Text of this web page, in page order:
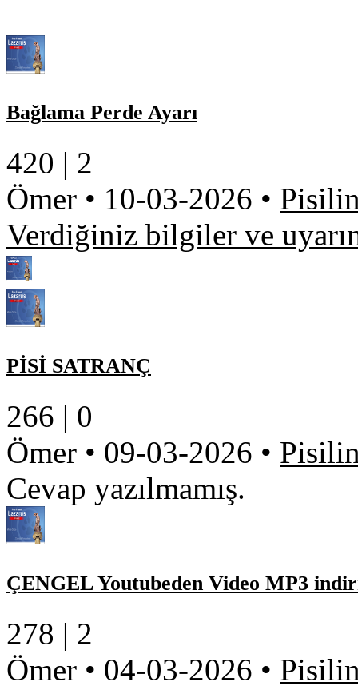
Bağlama Perde Ayarı
420 | 2
Ömer • 10-03-2026 •
Verdiğiniz bilgiler ve
PİSİ SATRANÇ
266 | 0
Ömer • 09-03-2026 •
Cevap yazılmamış.
ÇENGEL Youtubeden Video MP3
278 | 2
Ömer • 04-03-2026 •